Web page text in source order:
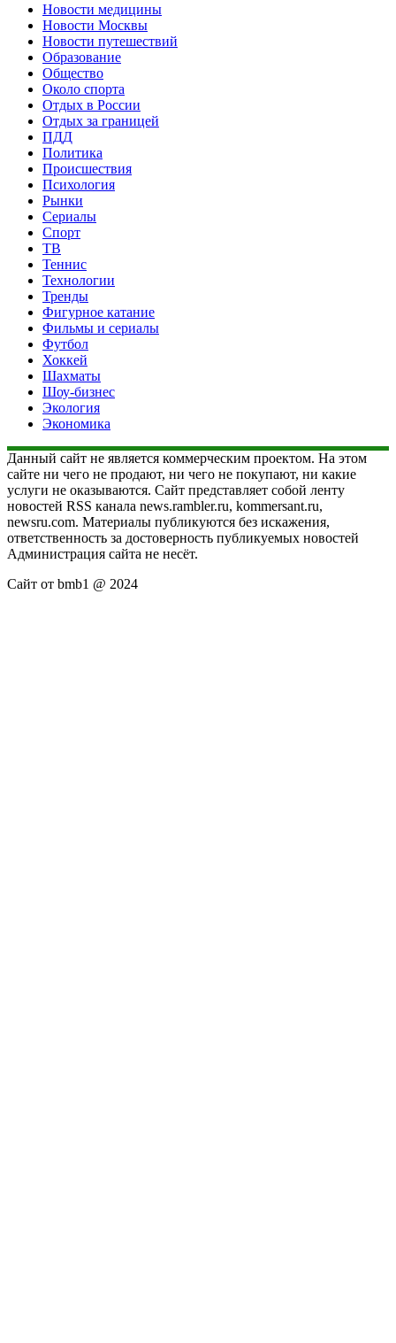
Новости медицины
Новости Москвы
Новости путешествий
Образование
Общество
Около спорта
Отдых в России
Отдых за границей
ПДД
Политика
Происшествия
Психология
Рынки
Сериалы
Спорт
ТВ
Теннис
Технологии
Тренды
Фигурное катание
Фильмы и сериалы
Футбол
Хоккей
Шахматы
Шоу-бизнес
Экология
Экономика
Данный сайт не является коммерческим проектом. На этом
сайте ни чего не продают, ни чего не покупают, ни какие
услуги не оказываются. Сайт представляет собой ленту
новостей RSS канала news.rambler.ru, kommersant.ru,
newsru.com. Материалы публикуются без искажения,
ответственность за достоверность публикуемых новостей
Администрация сайта не несёт.
Сайт от bmb1 @ 2024